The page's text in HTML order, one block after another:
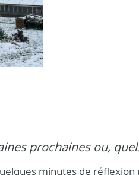
prochaines ou,
minutes de